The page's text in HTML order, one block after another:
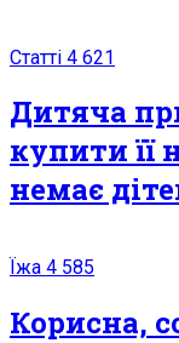
Статті 4 621
Дитяча
купити її
немає
Їжа 4 585
Корисна,